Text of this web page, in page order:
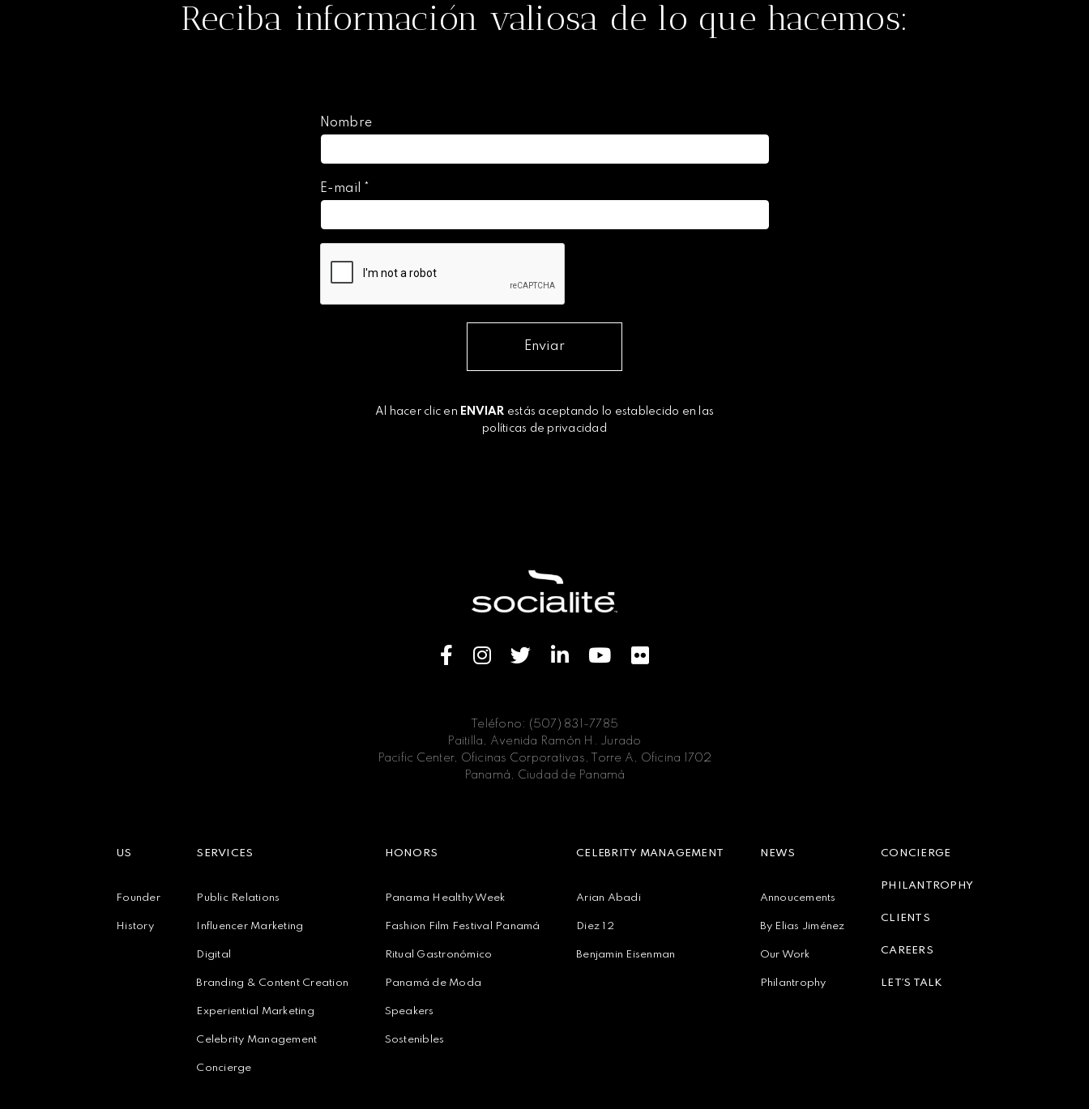
Reciba información valiosa de lo que hacemos:
Nombre
E-mail *
Enviar
Al hacer clic en ENVIAR estás aceptando lo establecido en las
políticas de privacidad
Teléfono: (507) 831-7785
Paitilla, Avenida Ramón H. Jurado
Pacific Center, Oficinas Corporativas, Torre A, Oficina 1702
Panamá, Ciudad de Panamá
US
Founder
History
SERVICES
Public Relations
Influencer Marketing
Digital
Branding & Content Creation
Experiential Marketing
Celebrity Management
Concierge
HONORS
Panama Healthy Week
Fashion Film Festival Panamá
Ritual Gastronómico
Panamá de Moda
Speakers
Sostenibles
CELEBRITY MANAGEMENT
Arian Abadi
Diez 12
Benjamin Eisenman
NEWS
Annoucements
By Elias Jiménez
Our Work
Philantrophy
CONCIERGE
PHILANTROPHY
CLIENTS
CAREERS
LET´S TALK